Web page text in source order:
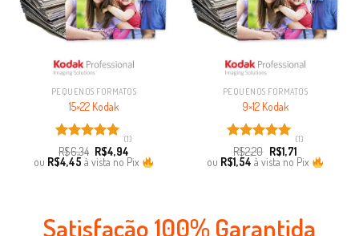
PEQUENOS FORMATOS
15×22 Kodak
Avaliação
5.00de 5
(1)
R$6,34 R$4,94
ou R$4,45 à vista no Pix
PEQUENOS FORMATOS
9×12 Kodak
Avaliação
5.00de 5
(1)
R$2,20 R$1,71
ou R$1,54 à vista no Pix
Satisfação 100% Garantida